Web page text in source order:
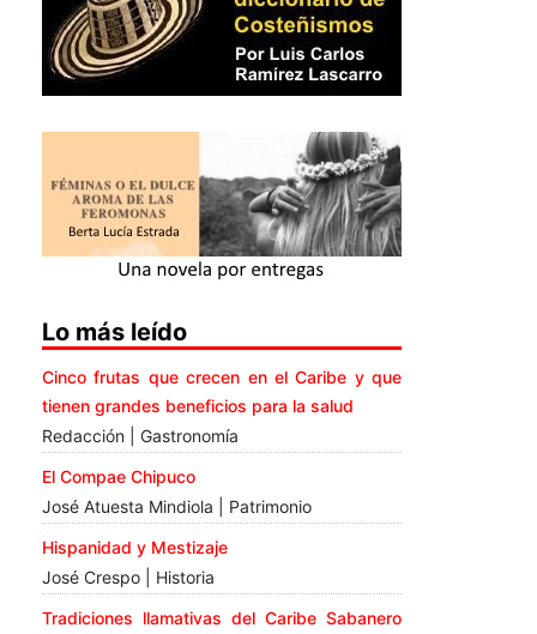
Lo más leído
Cinco frutas que crecen en el Caribe y que
tienen grandes beneficios para la salud
Redacción | Gastronomía
El Compae Chipuco
José Atuesta Mindiola | Patrimonio
Hispanidad y Mestizaje
José Crespo | Historia
Tradiciones llamativas del Caribe Sabanero